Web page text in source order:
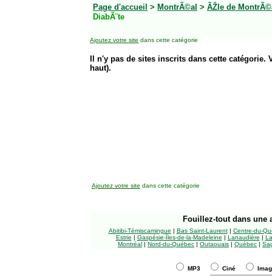
Page d'accueil > MontrÃ©al > ÃŽle de
DiabÃ¨te
Ajoutez votre site dans cette catégorie
Il n'y pas de sites inscrits dans cette
haut).
Ajoutez votre site dans cette catégorie
Fouillez-tout dans une
Abitibi-Témiscamingue | Bas Saint-Laurent| Centre-du-
Estrie | Gaspésie-Îles-de-la-Madeleine | Lanaudière |
Montréal | Nord-du-Québec | Outaouais | Québec |
MP3 Ciné